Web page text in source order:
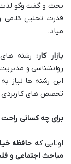
بحث و گفت وگو لذت
قدرت تحلیل کلامی
میاد.
بازار کار:رشته های
روانشناسی و
این رشته ها نیاز
تخصص های کاربردی
برای چه کسانی
اونایی که حافظه
مباحث اجتماعی و